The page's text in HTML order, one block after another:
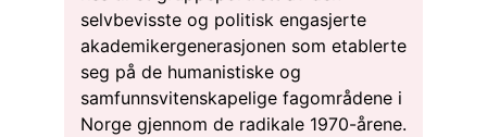
selvbevisste og politisk engasjerte
akademikergenerasjonen som etablerte
seg på de humanistiske og
samfunnsvitenskapelige fagområdene i
Norge gjennom de radikale 1970-årene.